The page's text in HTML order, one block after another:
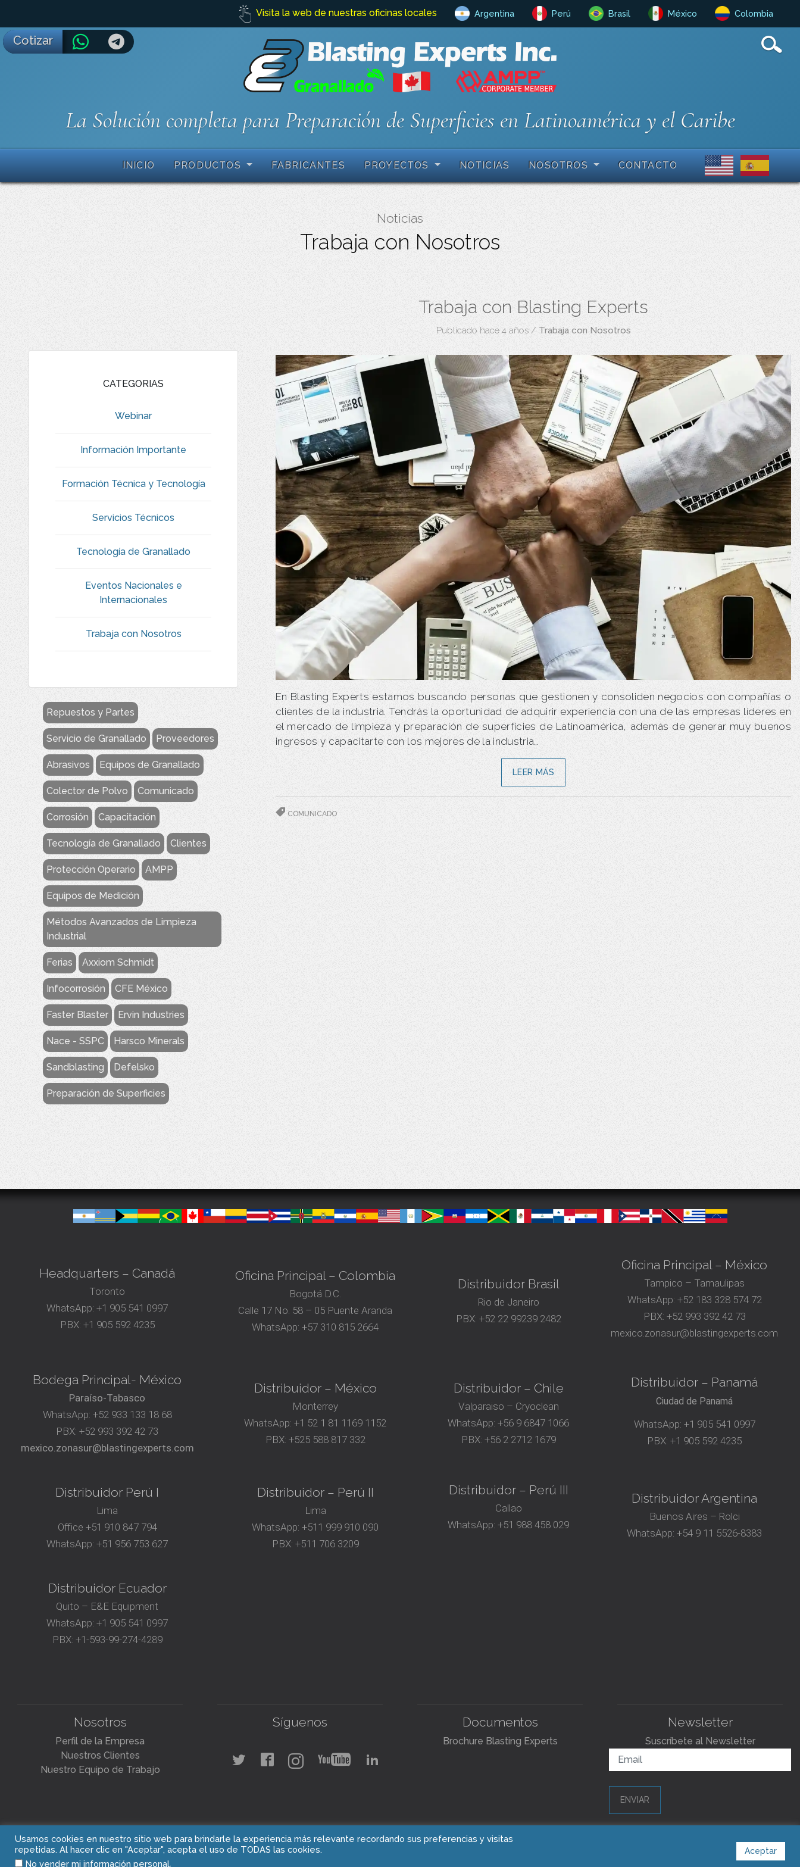
Visita la web de nuestras oficinas locales Argentina Perú Brasil México Colombia
La Solución completa para Preparación de Superficies en Latinoamérica y el Caribe
INICIO PRODUCTOS FABRICANTES PROYECTOS NOTICIAS NOSOTROS CONTACTO
Noticias
Trabaja con Nosotros
CATEGORIAS
Webinar
Información Importante
Formación Técnica y Tecnología
Servicios Técnicos
Tecnología de Granallado
Eventos Nacionales e
Internacionales
Trabaja con Nosotros
Repuestos y Partes
Servicio de Granallado Proveedores
Abrasivos Equipos de Granallado
Colector de Polvo Comunicado
Corrosión Capacitación
Tecnología de Granallado Clientes
Protección Operario AMPP
Equipos de Medición
Métodos Avanzados de Limpieza
Industrial
Ferias Axxiom Schmidt
Infocorrosión CFE México
Faster Blaster Ervin Industries
Nace - SSPC Harsco Minerals
Sandblasting Defelsko
Preparación de Superficies
Trabaja con Blasting Experts
Publicado hace 4 años/ Trabaja con Nosotros
En Blasting Experts estamos buscando personas que gestionen y consoliden negocios con compañías o
clientes de la industria. Tendrás la oportunidad de adquirir experiencia con una de las empresas líderes en
el mercado de limpieza y preparación de superficies de Latinoamérica, además de generar muy buenos
ingresos y capacitarte con los mejores de la industria…
LEER MÁS
COMUNICADO
Cotizar
Headquarters – Canadá
Toronto
WhatsApp: +1 905 541 0997
PBX: +1 905 592 4235
Oficina Principal – Colombia
Bogotá D.C.
Calle 17 No. 58 – 05 Puente Aranda
WhatsApp: +57 310 815 2664
Distribuidor Brasil
Rio de Janeiro
PBX: +52 22 99239 2482
Oficina Principal – México
Tampico – Tamaulipas
WhatsApp: +52 183 328 574 72
PBX: +52 993 392 42 73
mexico.zonasur@blastingexperts.com
Bodega Principal- México
Paraíso-Tabasco
WhatsApp: +52 933 133 18 68
PBX:+52 993 392 42 73
mexico.zonasur@blastingexperts.com
Distribuidor – México
Monterrey
WhatsApp: +1 52 1 81 1169 1152
PBX: +525 588 817 332
Distribuidor – Chile
Valparaiso – Cryoclean
WhatsApp: +56 9 6847 1066
PBX: +56 2 2712 1679
Distribuidor – Panamá
Ciudad de Panamá
WhatsApp: +1 905 541 0997
PBX:+1 905 592 4235
Distribuidor Perú I
Lima
Office +51 910 847 794‬
WhatsApp:+51 956 753 627
Distribuidor – Perú II
Lima
WhatsApp: +511 999 910 090
PBX: +511 706 3209
Distribuidor – Perú III
Callao
WhatsApp: +51 988 458 029
Distribuidor Argentina
Buenos Aires – Rolci
WhatsApp:+54 9 11 5526-8383
Distribuidor Ecuador
Quito – E&E Equipment
WhatsApp: +1 905 541 0997
PBX: +1-593-99-274-4289
Nosotros
Perfil de la Empresa
Nuestros Clientes
Nuestro Equipo de Trabajo
Síguenos Documentos
Brochure Blasting Experts
Newsletter
Suscríbete al Newsletter
ENVIAR
Copyright © 2021 Blasting Experts
Usamos cookies en nuestro sitio web para brindarle la experiencia más relevante recordando sus preferencias y visitas
repetidas. Al hacer clic en "Aceptar", acepta el uso de TODAS las cookies.
No vender mi información personal.
Aceptar